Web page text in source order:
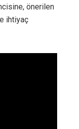
önerilen
ihtiyaç